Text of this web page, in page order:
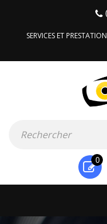
SERVICES ET
0